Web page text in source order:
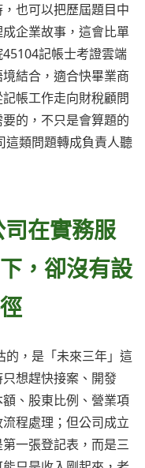
，也可以把歷屆題目中
企業故事，這會比單
記帳士考證雲端
結合，適合快畢業商
帳工作走向財稅顧問
的，不只是會算題的
這類問題轉成負責人聽
在實務服
，卻沒有設
的，是「未來三年」這
想趕快接案、開發
、股東比例、營業項
程處理；但公司成立
一張登記表，而是三